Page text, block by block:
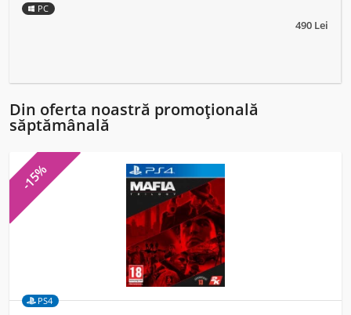
490 Lei
PC
Din oferta noastră promoțională
săptămânală
-15%
PS4